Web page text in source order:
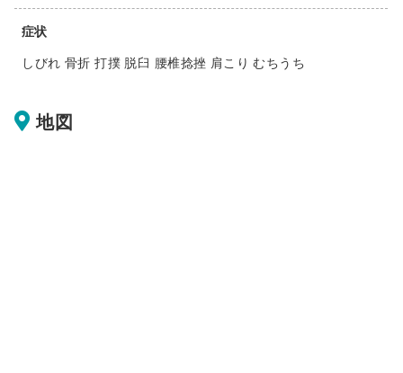
症状
しびれ 骨折 打撲 脱臼 腰椎捻挫 肩こり むちうち
地図